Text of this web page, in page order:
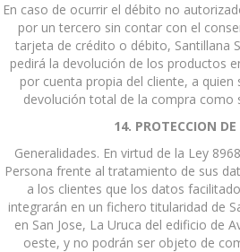
En caso de ocurrir el débito no
por un tercero sin contar con el
tarjeta de crédito o débito, Santillana
pedirá la devolución de los productos
por cuenta propia del cliente, a quien
devolución total de la compra como
14. PROTECCION
Generalidades. En virtud de la Ley
Persona frente al tratamiento de sus
a los clientes que los datos
integrarán en un fichero titularidad de
en San Jose, La Uruca del edificio de
oeste, y no podrán ser objeto de